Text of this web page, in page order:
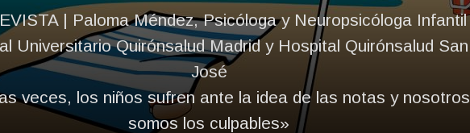
| Paloma Méndez, Psicóloga y Neuropsicóloga Infantil
Universitario Quirónsalud Madrid y Hospital Quirónsalud San
José
veces, los niños sufren ante la idea de las notas y nosotros
somos los culpables»